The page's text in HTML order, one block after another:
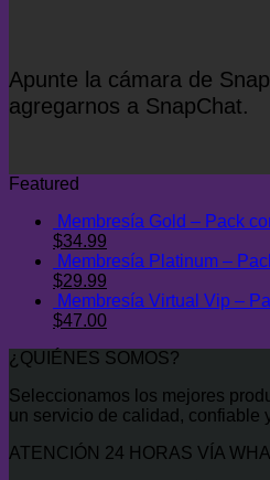
Apunte la cámara de
agregarnos a SnapChat.
Featured
Membresía Gold – Pack
El
precio
original
era:
$400.00.
$34.99
precio
es:
$34.99.
Membresía Platinum –
El
precio
original
$300.00.
$29.99
precio
actual
$29.99.
Membresía Virtual Vip –
El
original
$500.00.
$47.00El
actual
$47.00.
¿QUIÉNES SOMOS?
Seleccionamos los mejores
un servicio de calidad, confiable
ATENCIÓN 24 HORAS VÍA